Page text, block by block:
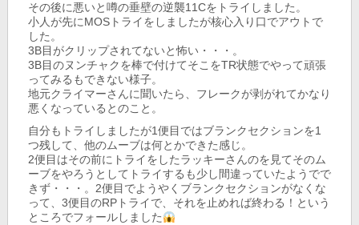
その後に悪いと噂の垂壁の逆襲11Cをトライしました。
小人が先にMOSトライをしましたが核心入り口でアウトで
した。
3B目がクリップされてないと怖い・・・。
3B目のヌンチャクを棒で付けてそこをTR状態でやって頑張
ってみるもできない様子。
地元クライマーさんに聞いたら、フレークが剥がれてかなり
悪くなっているとのこと。
自分もトライしましたが1便目ではブランクセクションを1
つ残して、他のムーブは何とかできた感じ。
2便目はその前にトライをしたラッキーさんのを見てそのム
ーブをやろうとしてトライするも少し間違っていたようでで
きず・・・。2便目でようやくブランクセクションがなくな
って、3便目のRPトライで、それを止めれば終わる！という
ところでフォールしました